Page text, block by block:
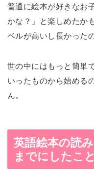
普通に絵本が好きなお
かな？」と楽しめたか
ベルが高いし長かった
世の中にはもっと簡単
いったものから始める
ん。
英語絵本の読
までにしたこと